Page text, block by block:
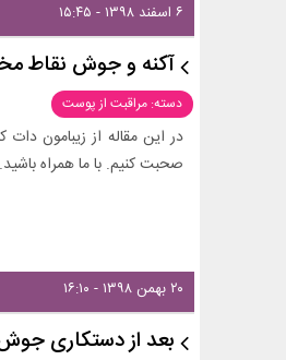
۶ اسفند ۱۳۹۸ - ۱۵:۴۵
آکنه و جوش نقاط
دسته: مراقبت از پوست
در این مقاله از زیبامون
صحبت کنیم. با ما همراه باشید.
۲۰ بهمن ۱۳۹۸ - ۱۶:۱۰
بعد از دستکاری